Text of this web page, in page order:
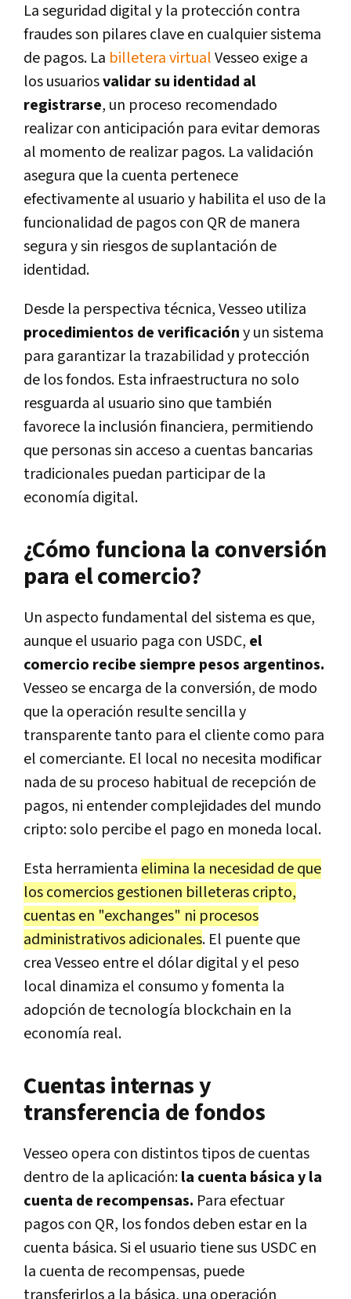
La seguridad digital y la protección contra
fraudes son pilares clave en cualquier sistema
de pagos. La billetera virtualVesseo exige a
los usuariosvalidar su identidad al
registrarse, un proceso recomendado
realizar con anticipación para evitar demoras
al momento de realizar pagos. La validación
asegura que la cuenta pertenece
efectivamente al usuario y habilita el uso de la
funcionalidad de pagos con QR de manera
segura y sin riesgos de suplantación de
identidad.
Desde la perspectiva técnica, Vesseo utiliza
procedimientos de verificacióny un sistema
para garantizar la trazabilidad y protección
de los fondos. Esta infraestructura no solo
resguarda al usuario sino que también
favorece la inclusión financiera, permitiendo
que personas sin acceso a cuentas bancarias
tradicionales puedan participar de la
economía digital.
¿Cómo funciona la conversión
para el comercio?
Un aspecto fundamental del sistema es que,
aunque el usuario paga con USDC, el
comercio recibe siempre pesos argentinos.
Vesseo se encarga de la conversión, de modo
que la operación resulte sencilla y
transparente tanto para el cliente como para
el comerciante. El local no necesita modificar
nada de su proceso habitual de recepción de
pagos, ni entender complejidades del mundo
cripto: solo percibe el pago en moneda local.
Esta herramienta elimina la necesidad de que
los comercios gestionen billeteras cripto,
cuentas en "exchanges" ni procesos
administrativos adicionales. El puente que
crea Vesseo entre el dólar digital y el peso
local dinamiza el consumo y fomenta la
adopción de tecnología blockchain en la
economía real.
Cuentas internas y
transferencia de fondos
Vesseo opera con distintos tipos de cuentas
dentro de la aplicación:la cuenta básica y la
cuenta de recompensas. Para efectuar
pagos con QR, los fondos deben estar en la
cuenta básica. Si el usuario tiene sus USDC en
la cuenta de recompensas, puede